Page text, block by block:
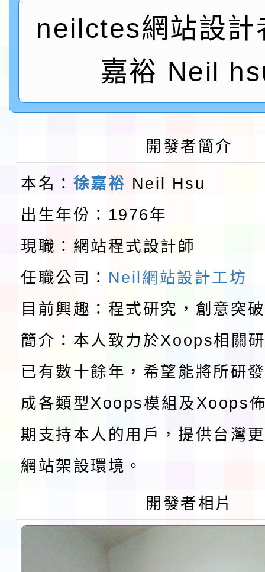
實施要點各1份
程
函轉國家通訊傳播委員
鎮韌性（防空）演習－
速演練執行計畫」
「115年金融知識線上
告(不再辦理後續甄選)
賽實施要點」1份
本市「115學年度學生
「桃園市補助參觀特色
展演活動實施計畫」
請一案
教育部校安中心白海豚
報
淨零綠領人才培育課程
檢送桃園市115學年度
及師生本土語及新住民
實施要點各1份
115年食農教育專業人
程
函轉國家通訊傳播委員
鎮韌性（防空）演習－
速演練執行計畫」
「115年金融知識線上
法」
第3次招考代課鐘點教
告(不再辦理後續甄選)
檢送「桃園市115學年
賽實施要點」1份
本市「115學年度學生
程安排一案
「桃園市補助參觀特色
neilctes網站設計
嘉裕 Neil
開發者簡介
本名： 徐嘉裕 Neil Hsu
出生年份：1976年
現職：網站程式設計師
任職公司： Neil網站設計工坊
目前興趣：程式研究，創意突
簡介：本人致力於Xoops相關
已有數十餘年，希望能將所研
成各類型Xoops模組及Xoops
期支持本人的用戶，提供台灣
網站架設環境。
開發者相片